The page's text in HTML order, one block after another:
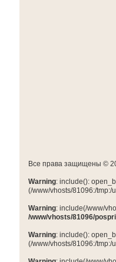
Все права защищены ©
Warning: include():
(/www/vhosts/81096:/tmp:/
Warning: include(/www/
/www/vhosts/81096/
Warning: include():
(/www/vhosts/81096:/tmp:/